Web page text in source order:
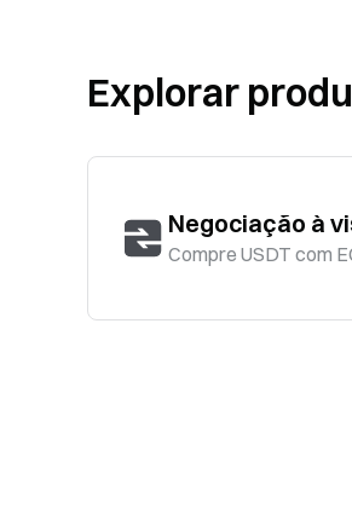
Explorar
Negociação à
Compre USDT com